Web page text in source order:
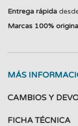
Entrega rápida
Marcas 100%
MÁS
CAMBIOS Y
FICHA TÉCNICA